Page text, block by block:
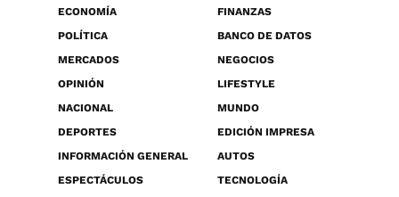
ECONOMÍA
FINANZAS
POLÍTICA
BANCO DE DATOS
MERCADOS
NEGOCIOS
OPINIÓN
LIFESTYLE
NACIONAL
MUNDO
DEPORTES
EDICIÓN IMPRESA
INFORMACIÓN GENERAL
AUTOS
ESPECTÁCULOS
TECNOLOGÍA